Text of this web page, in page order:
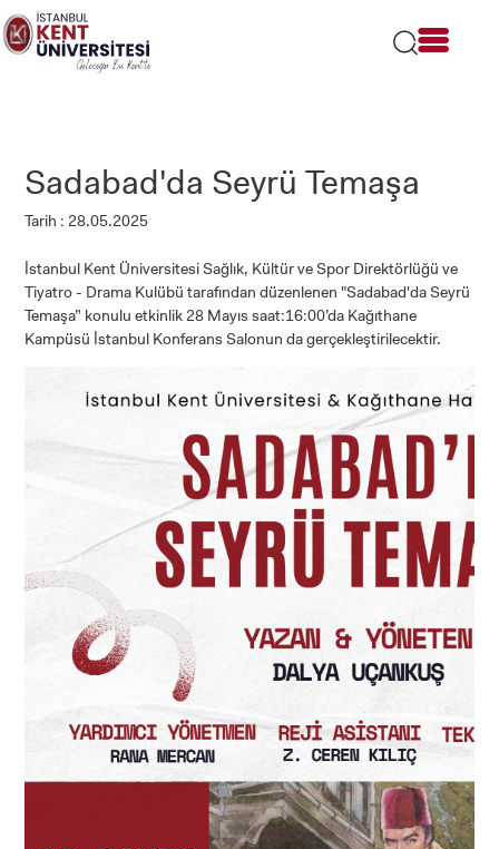
Lütfen
dikkat:
Bu
sistemi
içerir.Sadabad'da Seyrü Temaşa
Tarih : 28.05.2025
İstanbul Kent Üniversitesi Sağlık, Kültür ve Spor Direktörlüğü ve
Tiyatro - Drama Kulübü tarafından düzenlenen "Sadabad'da Seyrü
Temaşa” konulu etkinlik 28 Mayıs saat:16:00’da Kağıthane
Kampüsü İstanbul Konferans Salonun da gerçekleştirilecektir.